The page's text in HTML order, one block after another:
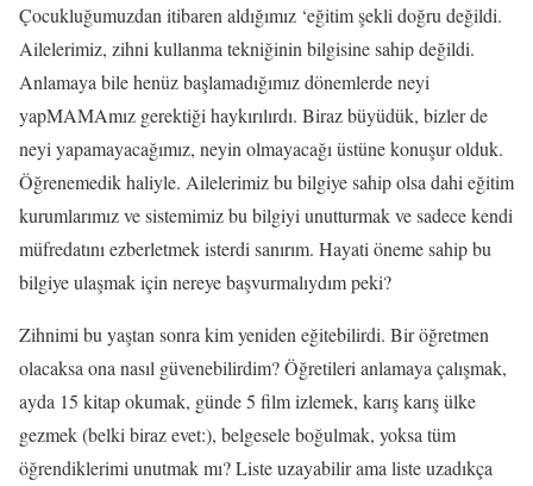
Çocukluğumuzdan itibaren aldığımız ‘eğitim şekli doğru değildi.
Ailelerimiz, zihni kullanma tekniğinin bilgisine sahip değildi.
Anlamaya bile henüz başlamadığımız dönemlerde neyi
yapMAMAmız gerektiği haykırılırdı. Biraz büyüdük, bizler de
neyi yapamayacağımız, neyin olmayacağı üstüne konuşur olduk.
Öğrenemedik haliyle. Ailelerimiz bu bilgiye sahip olsa dahi eğitim
kurumlarımız ve sistemimiz bu bilgiyi unutturmak ve sadece kendi
müfredatını ezberletmek isterdi sanırım. Hayati öneme sahip bu
bilgiye ulaşmak için nereye başvurmalıydım peki?
Zihnimi bu yaştan sonra kim yeniden eğitebilirdi. Bir öğretmen
olacaksa ona nasıl güvenebilirdim? Öğretileri anlamaya çalışmak,
ayda 15 kitap okumak, günde 5 film izlemek, karış karış ülke
gezmek (belki biraz evet:), belgesele boğulmak, yoksa tüm
öğrendiklerimi unutmak mı? Liste uzayabilir ama liste uzadıkça